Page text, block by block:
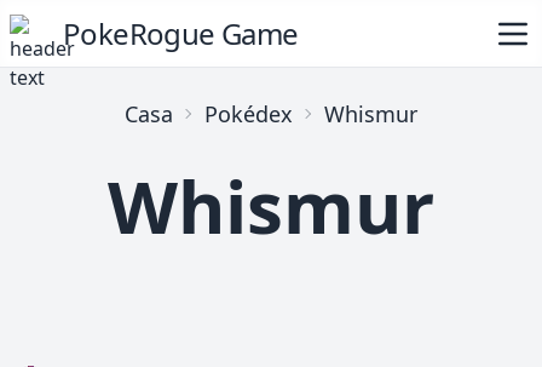
PokeRogue Game
Casa Pokédex Whismur
Whismur